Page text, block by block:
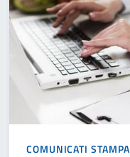
COMUNICATI STAMPA